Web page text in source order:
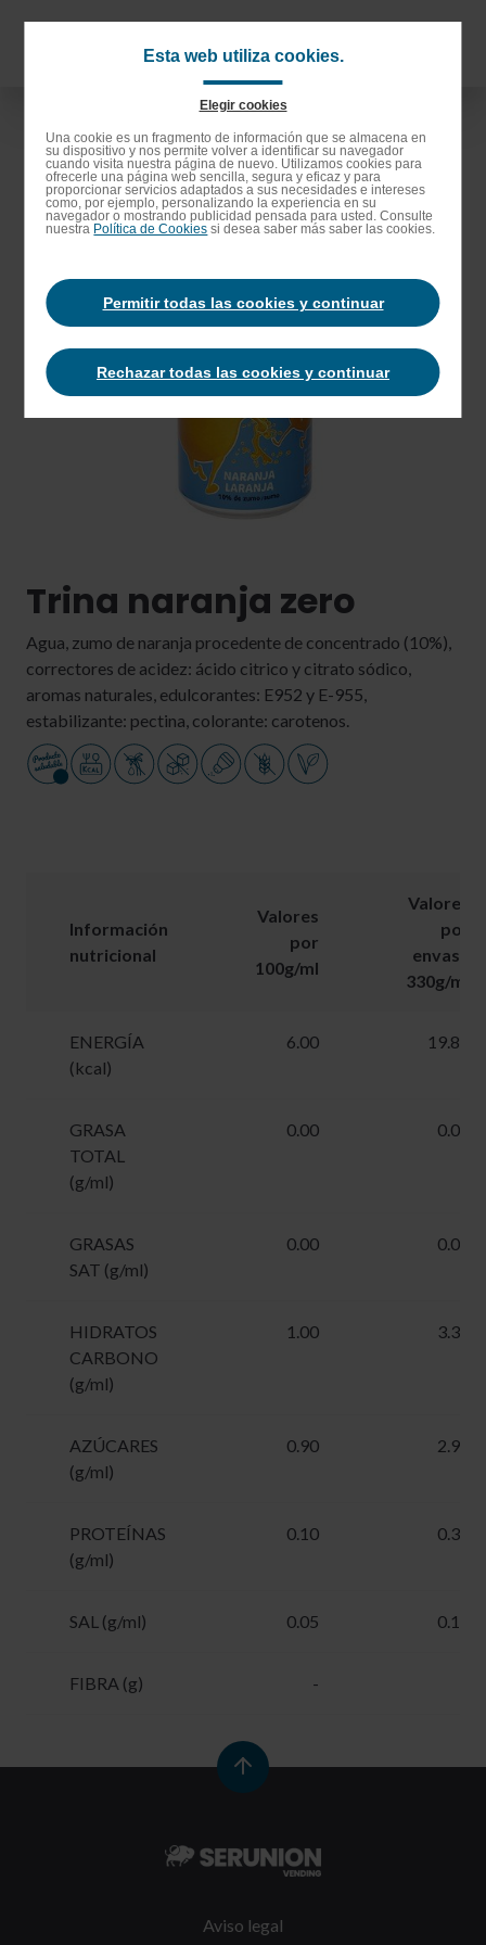
Trina naranja zero
Agua, zumo de naranja procedente de concentrado (10%),
correctores de acidez: ácido citrico y citrato sódico,
aromas naturales, edulcorantes: E952 y E-955,
estabilizante: pectina, colorante: carotenos.
Información
nutricional
Valores
por
100g/ml
Valores
por
envase
330g/ml
ENERGÍA
(kcal)
6.00 19.80
GRASA
TOTAL
(g/ml)
0.00 0.00
GRASAS
SAT (g/ml)
0.00 0.00
HIDRATOS
CARBONO
(g/ml)
1.00 3.30
AZÚCARES
(g/ml)
0.90 2.97
PROTEÍNAS
(g/ml)
0.10 0.33
SAL (g/ml) 0.05 0.17
FIBRA (g) -
Aviso legal
Esta web utiliza cookies.
Elegir cookies
Una cookie es un fragmento de información que se almacena en
su dispositivo y nos permite volver a identificar su navegador
cuando visita nuestra página de nuevo. Utilizamos cookies para
ofrecerle una página web sencilla, segura y eficaz y para
proporcionar servicios adaptados a sus necesidades e intereses
como, por ejemplo, personalizando la experiencia en su
navegador o mostrando publicidad pensada para usted. Consulte
nuestra Política de Cookies si desea saber más saber las cookies.
Permitir todas las cookies y continuar
Rechazar todas las cookies y continuar